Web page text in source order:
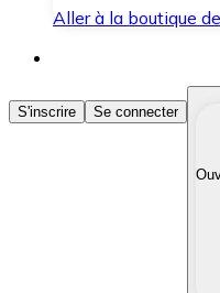
Aller à la boutique
Acheter des
Achetez les
Convertissez vos
S'inscrire Se connecter